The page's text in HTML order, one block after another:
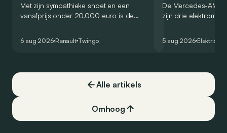
Met zijn sympathieke snoet en een
vanafprijs onder 20.000 euro is de
van het moment. Maar weet hij ook in de
6 aug 2026 Renault Twingo
De Mercedes-AMG
zijn drie
5 aug 2026 Elektrisch
Alle artikels
Omhoog